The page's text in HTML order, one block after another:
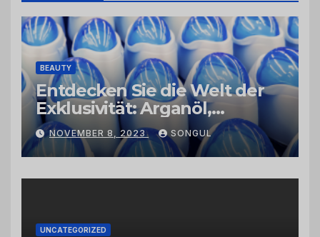
BEAUTY
Entdecken Sie die Welt der
Exklusivität: Arganöl,
Kaktusfeigenkernöl und
Schwarzkümmelöl von
vertrauenswürdigen
Großhändlern und Anbietern
NOVEMBER 8, 2023 SONGUL
UNCATEGORIZED